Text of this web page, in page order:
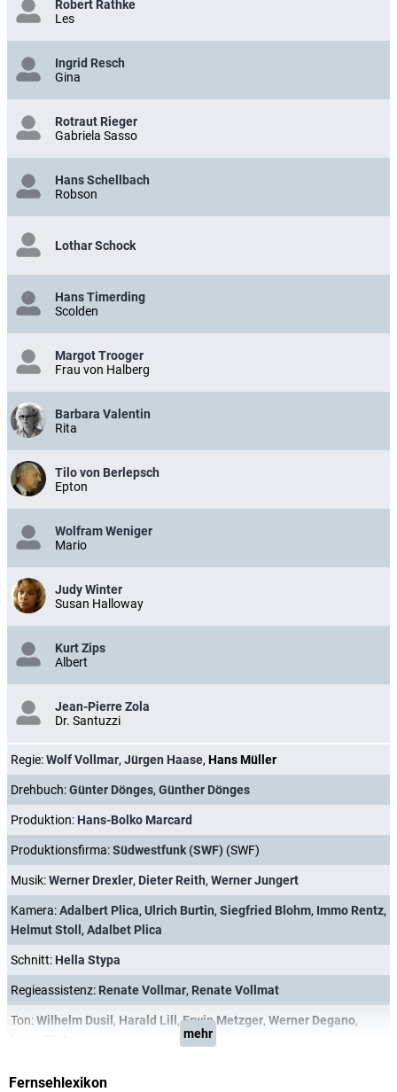
Robert Rathke
Les
Ingrid Resch
Gina
Rotraut Rieger
Gabriela Sasso
Hans Schellbach
Robson
Lothar Schock
Hans Timerding
Scolden
Margot Trooger
Frau von Halberg
Barbara Valentin
Rita
Tilo von Berlepsch
Epton
Wolfram Weniger
Mario
Judy Winter
Susan Halloway
Kurt Zips
Albert
Jean-Pierre Zola
Dr. Santuzzi
Regie:Wolf Vollmar, Jürgen Haase, Hans Müller
Drehbuch:Günter Dönges, Günther Dönges
Produktion: Hans-Bolko Marcard
Produktionsfirma:Südwestfunk (SWF) (SWF)
Musik:Werner Drexler, Dieter Reith, Werner Jungert
Kamera:Adalbert Plica, Ulrich Burtin, Siegfried Blohm, Immo Rentz,
Helmut Stoll, Adalbet Plica
Schnitt: Hella Stypa
Regieassistenz: Renate Vollmar, Renate Vollmat
Ton:Wilhelm Dusil, Harald Lill,Erwin Metzger, Werner Degano,
mehr
Fernsehlexikon